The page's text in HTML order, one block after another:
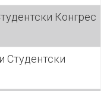
Конгрес
Студентски